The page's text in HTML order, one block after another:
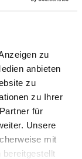
zu
anbieten
zu
zu Ihrer
für
Unsere
mit
bereitgestellt